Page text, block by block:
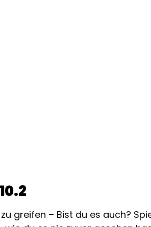
greifen – Bist du es auch?